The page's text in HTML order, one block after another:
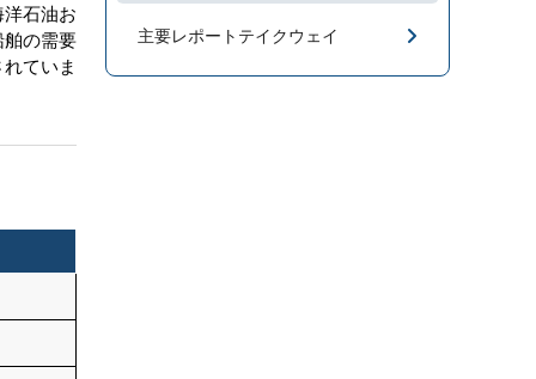
石油お
の需要
ていま
主要レポートテイクウェイ